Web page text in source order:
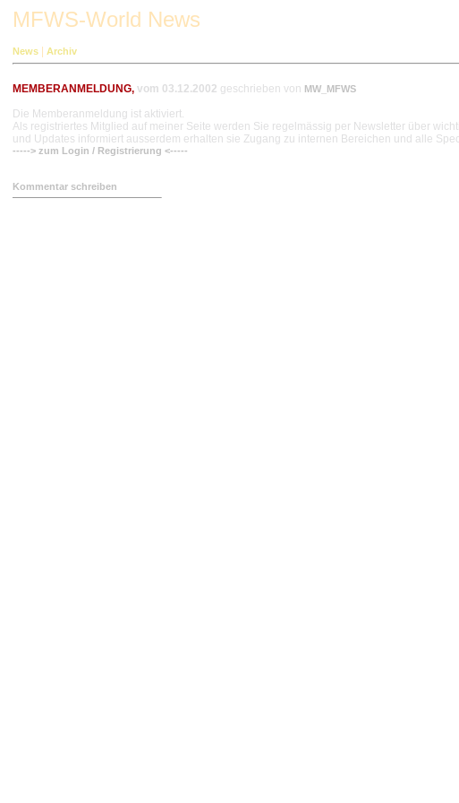
MFWS-World News
News Archiv
MEMBERANMELDUNG, vom 03.12.2002 geschrieben von MW_MFWS
Die Memberanmeldung ist aktiviert.
Als registriertes Mitglied auf meiner Seite werden Sie regelmässig per Newsletter über
und Updates informiert ausserdem erhalten sie Zugang zu internen Bereichen und alle
-----> zum Login / Registrierung <-----
Kommentar schreiben